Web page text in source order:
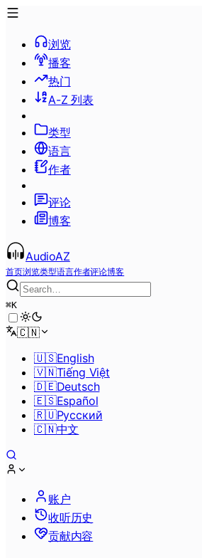
浏览
播客
热门
A-Z 列表
类型
语言
作者
评论
博客
AudioAZ
首页浏览类型语言作者评论博客
⌘K
🇨🇳
🇺🇸English
🇻🇳Tiếng Việt
🇩🇪Deutsch
🇪🇸Español
🇷🇺Pусский
🇨🇳中文
账户
收听历史
贡献内容